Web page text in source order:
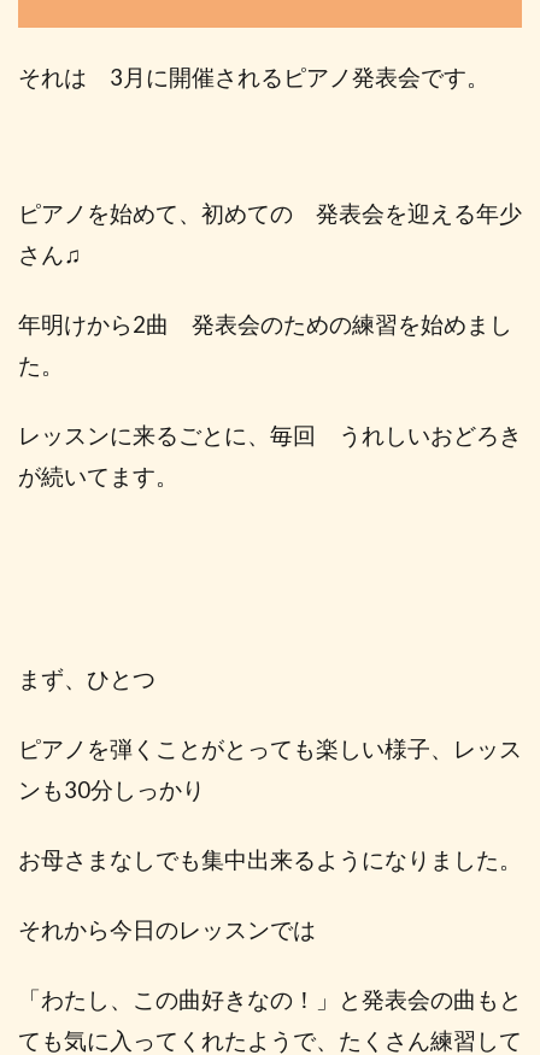
それは 3月に開催されるピアノ発表会です。
ピアノを始めて、初めての 発表会を迎える年少
さん♫
年明けから2曲 発表会のための練習を始めまし
た。
レッスンに来るごとに、毎回 うれしいおどろき
が続いてます。
まず、ひとつ
ピアノを弾くことがとっても楽しい様子、レッス
ンも30分しっかり
お母さまなしでも集中出来るようになりました。
それから今日のレッスンでは
「わたし、この曲好きなの！」と発表会の曲もと
ても気に入ってくれたようで、たくさん練習して